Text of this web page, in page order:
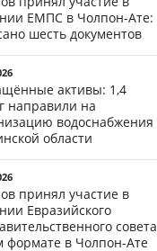
ЕМПС в Чолпон-Ате:
шесть документов
активы: 1,4
направили на
водоснабжения
области
принял участие в
Евразийского
совета
формате в Чолпон-Ате